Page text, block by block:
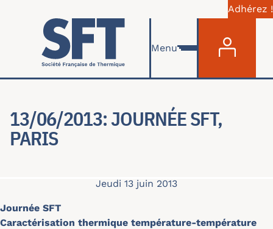
Aller au contenu principal
Adhérez !
Menu
13/06/2013: JOURNÉE SFT,
PARIS
Jeudi 13 juin 2013
Journée SFT
Caractérisation thermique température-température